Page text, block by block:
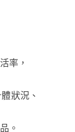
率，
狀況、
。